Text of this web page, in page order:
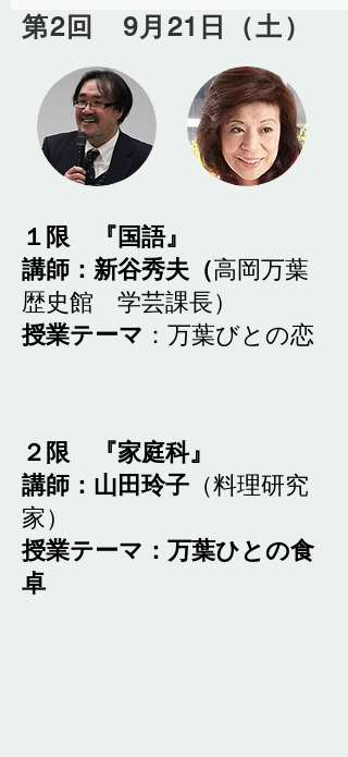
第2回 9月21日（土）
１限 『国語』
講師：新谷秀夫（高岡万葉
歴史館 学芸課長）
授業テーマ ：万葉びとの恋
２限 『家庭科』
講師：山田玲子 （料理研究
家）
授業テーマ：万葉ひとの食
卓